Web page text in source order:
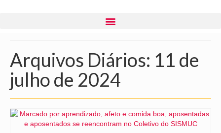
Arquivos Diários: 11 de
julho de 2024